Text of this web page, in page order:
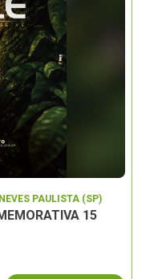
NEVES PAULISTA (SP)
15